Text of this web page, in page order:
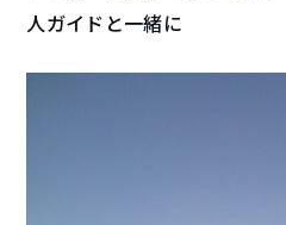
人ガイドと一緒に